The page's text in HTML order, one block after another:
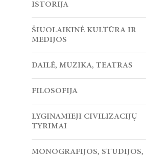
ISTORIJA
ŠIUOLAIKINĖ KULTŪRA IR
MEDIJOS
DAILĖ, MUZIKA, TEATRAS
FILOSOFIJA
LYGINAMIEJI CIVILIZACIJŲ
TYRIMAI
MONOGRAFIJOS, STUDIJOS,